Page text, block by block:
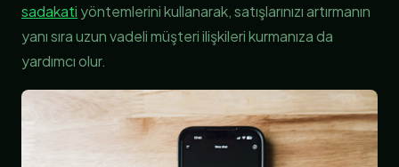
sadakati yöntemlerini kullanarak, satışlarınızı artırmanın
yanı sıra uzun vadeli müşteri ilişkileri kurmanıza da
yardımcı olur.